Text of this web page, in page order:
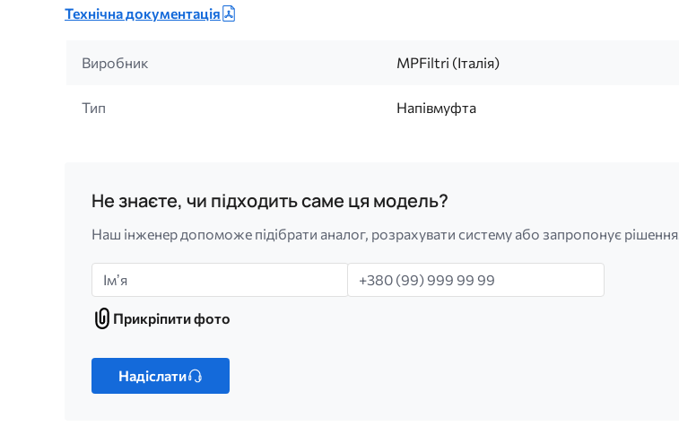
Технічна документація
Виробник MPFiltri (Італія)
Тип Напівмуфта
Не знаєте, чи підходить саме ця модель?
Наш інженер допоможе підібрати аналог, розрахувати систему або запропонує рішення.
Імʼя Телефон
Прикріпити
Прикріпити фото
один
файл.
Надіслати